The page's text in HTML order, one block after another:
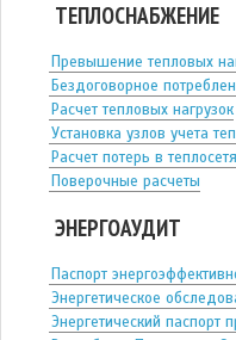
ТЕПЛОСНАБЖЕНИЕ
Превышение тепловых
Бездоговорное
Расчет тепловых нагрузок
Установка узлов учета
Расчет потерь в
Поверочные расчеты
ЭНЕРГОАУДИТ
Паспорт
Энергетическое
Энергетический паспорт